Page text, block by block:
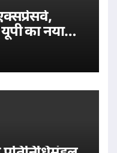
का नया